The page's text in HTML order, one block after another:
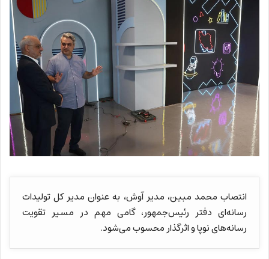
انتصاب محمد مبین، مدیر آوش، به عنوان مدیر کل تولیدات
رسانه‌ای دفتر رئیس‌جمهور، گامی مهم در مسیر تقویت
رسانه‌های نوپا و اثرگذار محسوب می‌شود.